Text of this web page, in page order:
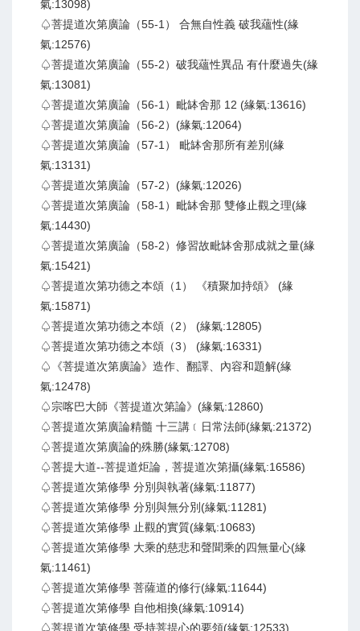
氣:13098)
♤菩提道次第廣論（55-1） 合無自性義 破我蘊性(緣
氣:12576)
♤菩提道次第廣論（55-2）破我蘊性異品 有什麼過失(緣
氣:13081)
♤菩提道次第廣論（56-1）毗缽舍那 12 (緣氣:13616)
♤菩提道次第廣論（56-2）(緣氣:12064)
♤菩提道次第廣論（57-1） 毗缽舍那所有差別(緣
氣:13131)
♤菩提道次第廣論（57-2）(緣氣:12026)
♤菩提道次第廣論（58-1）毗缽舍那 雙修止觀之理(緣
氣:14430)
♤菩提道次第廣論（58-2）修習故毗缽舍那成就之量(緣
氣:15421)
♤菩提道次第功德之本頌（1） 《積聚加持頌》 (緣
氣:15871)
♤菩提道次第功德之本頌（2） (緣氣:12805)
♤菩提道次第功德之本頌（3） (緣氣:16331)
♤《菩提道次第廣論》造作、翻譯、內容和題解(緣
氣:12478)
♤宗喀巴大師《菩提道次第論》(緣氣:12860)
♤菩提道次第廣論精髓 十三講﹝日常法師(緣氣:21372)
♤菩提道次第廣論的殊勝(緣氣:12708)
♤菩提大道--菩提道炬論，菩提道次第攝(緣氣:16586)
♤菩提道次第修學 分別與執著(緣氣:11877)
♤菩提道次第修學 分別與無分別(緣氣:11281)
♤菩提道次第修學 止觀的實質(緣氣:10683)
♤菩提道次第修學 大乘的慈悲和聲聞乘的四無量心(緣
氣:11461)
♤菩提道次第修學 菩薩道的修行(緣氣:11644)
♤菩提道次第修學 自他相換(緣氣:10914)
♤菩提道次第修學 受持菩提心的要領(緣氣:12533)